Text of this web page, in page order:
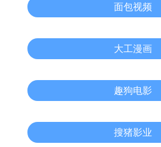
面包视频
大工漫画
趣狗电影
搜猪影业